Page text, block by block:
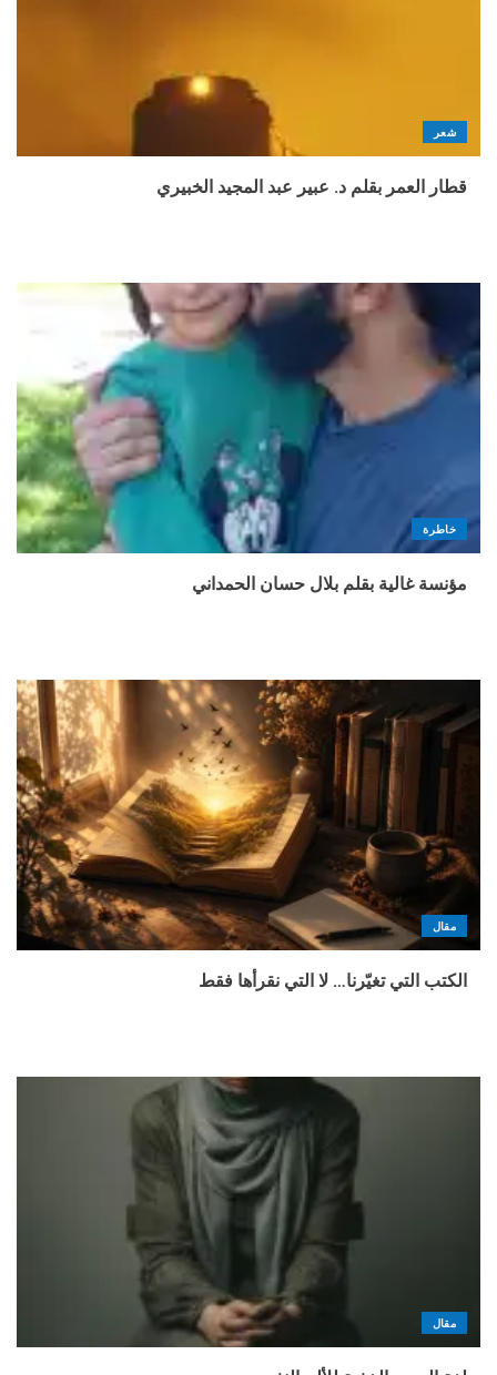
شعر
قطار العمر بقلم د. عبير عبد المجيد الخبيري
خاطرة
مؤنسة غالية بقلم بلال حسان الحمداني
مقال
الكتب التي تغيّرنا… لا التي نقرأها فقط
مقال